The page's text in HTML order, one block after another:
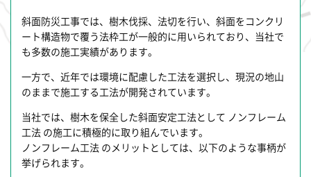
斜面防災工事では、樹木伐採、法切を行い、斜面をコンクリ
ート構造物で覆う法枠工が一般的に用いられており、当社で
も多数の施工実績があります。
一方で、近年では環境に配慮した工法を選択し、現況の地山
のままで施工する工法が開発されています。
当社では、樹木を保全した斜面安定工法として ノンフレーム
工法 の施工に積極的に取り組んでいます。
ノンフレーム工法 のメリットとしては、以下のような事柄が
挙げられます。